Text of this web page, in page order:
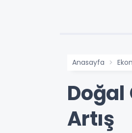
Anasayfa
Doğal
Artış